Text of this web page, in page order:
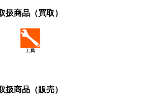
扱商品（買取）
扱商品（販売）